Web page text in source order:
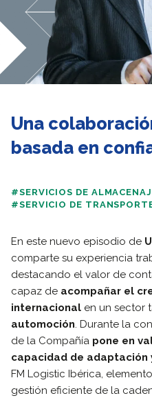
Una
basada en
#SERVICIOS DE
#SERVICIO DE
En este nuevo episodio de
comparte su experiencia
destacando el valor de
capaz de acompañar el
internacional en un sector
automoción. Durante la
de la Compañía pone en
capacidad de adaptación
FM Logistic Ibérica,
gestión eficiente de la